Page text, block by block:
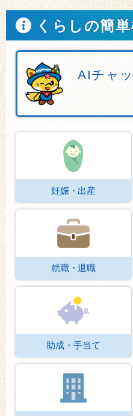
くらしの簡
AIチャ
妊娠・出産
就職・退職
助成・手当て